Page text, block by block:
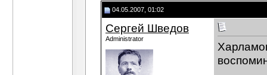
04.05.2007, 01:02
Сергей Шведов
Administrator